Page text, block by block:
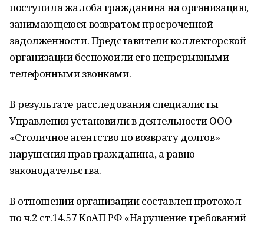
поступила жалоба гражданина на организацию,
занимающеюся возвратом просроченной
задолженности. Представители коллекторской
организации беспокоили его непрерывными
телефонными звонками.
В результате расследования специалисты
Управления установили в деятельности ООО
«Столичное агентство по возврату долгов»
нарушения прав гражданина, а равно
законодательства.
В отношении организации составлен протокол
по ч.2 ст.14.57 КоАП РФ «Нарушение требований